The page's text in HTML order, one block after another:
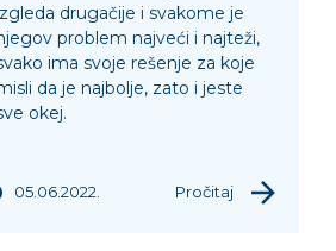
drugačije i svakome je
problem najveći i najteži,
ima svoje rešenje za koje
da je najbolje, zato i jeste
okej.
05.06.2022. Pročitaj